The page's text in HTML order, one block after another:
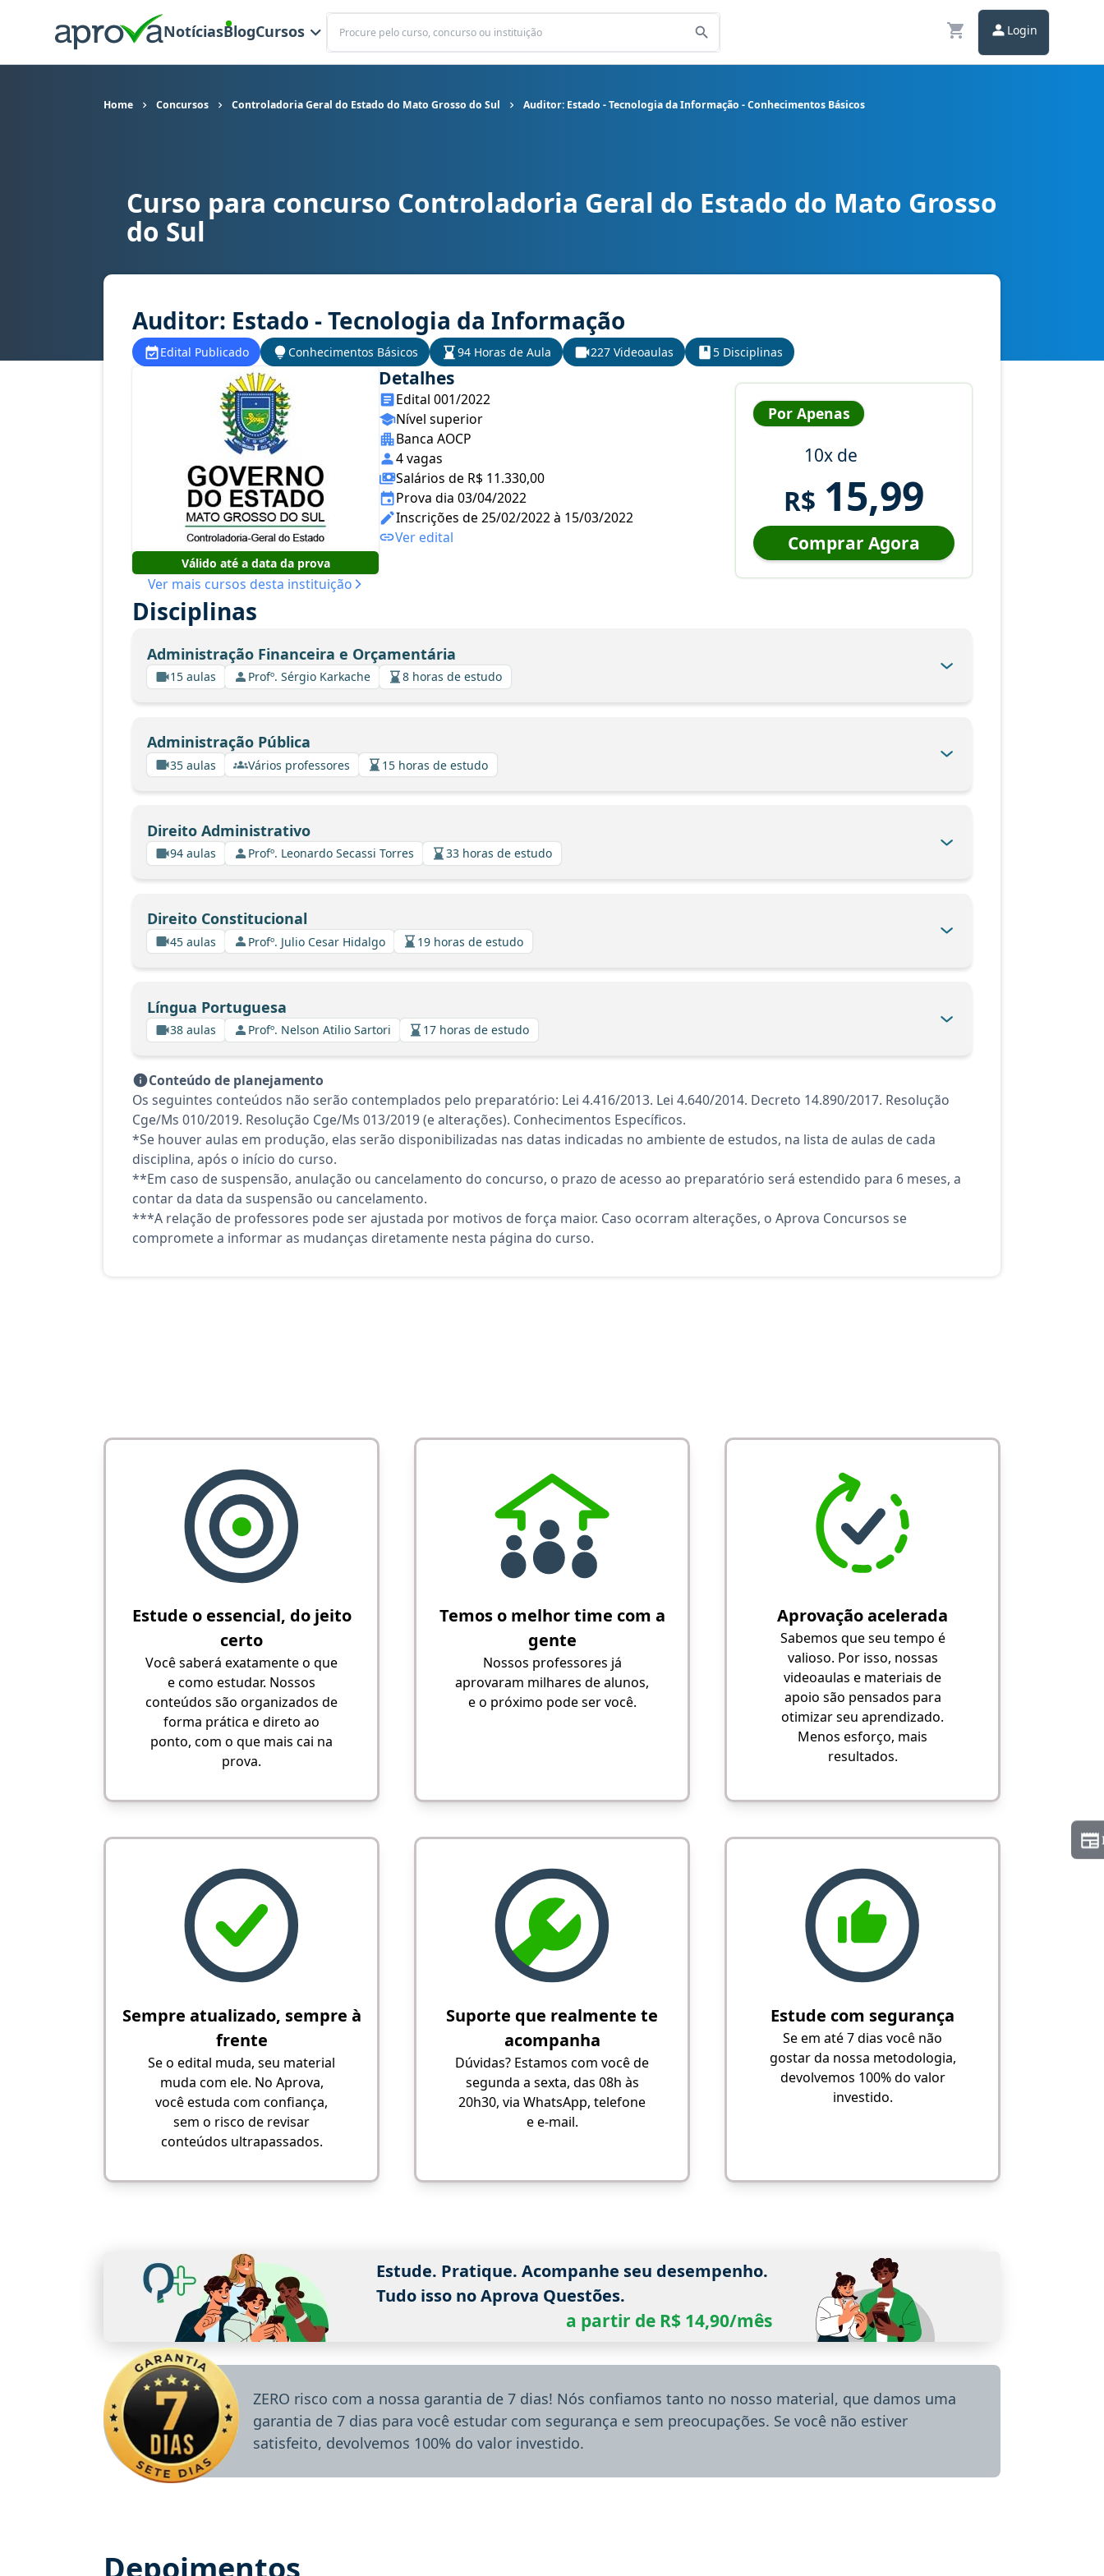
NotíciasBlogCursos
Buscar
Login
Home Concursos Controladoria Geral do Estado do Mato Grosso do Sul Auditor: Estado - Tecnologia da Informação - Conhecimentos Básicos
Curso para concurso CGE MS - Controladoria Geral do Estado do Mato Grosso do Sul cargo Auditor: Estado - Tecnologia da Informação - Conhecimentos Básicos
Curso para concurso Controladoria Geral do Estado do Mato Grosso
do Sul
Auditor: Estado - Tecnologia da Informação
Edital Publicado Conhecimentos Básicos 94 Horas de Aula 227 Videoaulas 5 Disciplinas
Válido até a data da prova
Ver mais cursos desta instituição
Detalhes
Edital 001/2022
Nível superior
Banca AOCP
4 vagas
Salários de R$ 11.330,00
Prova dia 03/04/2022
Inscrições de 25/02/2022 à 15/03/2022
Ver edital
Por Apenas
10x de
R$ 15,99
Comprar Agora
Disciplinas
Administração Financeira e Orçamentária
15 aulas Profº. Sérgio Karkache 8 horas de estudo
Administração Pública
35 aulas Vários professores 15 horas de estudo
Direito Administrativo
94 aulas Profº. Leonardo Secassi Torres 33 horas de estudo
Direito Constitucional
45 aulas Profº. Julio Cesar Hidalgo 19 horas de estudo
Língua Portuguesa
38 aulas Profº. Nelson Atilio Sartori 17 horas de estudo
Conteúdo de planejamento
Os seguintes conteúdos não serão contemplados pelo preparatório: Lei 4.416/2013. Lei 4.640/2014. Decreto 14.890/2017. Resolução
Cge/Ms 010/2019. Resolução Cge/Ms 013/2019 (e alterações). Conhecimentos Específicos.
*Se houver aulas em produção, elas serão disponibilizadas nas datas indicadas no ambiente de estudos, na lista de aulas de cada
disciplina, após o início do curso.
**Em caso de suspensão, anulação ou cancelamento do concurso, o prazo de acesso ao preparatório será estendido para 6 meses, a
contar da data da suspensão ou cancelamento.
***A relação de professores pode ser ajustada por motivos de força maior. Caso ocorram alterações, o Aprova Concursos se
compromete a informar as mudanças diretamente nesta página do curso.
Estude o essencial, do jeito
certo
Você saberá exatamente o que
e como estudar. Nossos
conteúdos são organizados de
forma prática e direto ao
ponto, com o que mais cai na
prova.
Temos o melhor time com a
gente
Nossos professores já
aprovaram milhares de alunos,
e o próximo pode ser você.
Aprovação acelerada
Sabemos que seu tempo é
valioso. Por isso, nossas
videoaulas e materiais de
apoio são pensados para
otimizar seu aprendizado.
Menos esforço, mais
resultados.
Sempre atualizado, sempre à
frente
Se o edital muda, seu material
muda com ele. No Aprova,
você estuda com confiança,
sem o risco de revisar
conteúdos ultrapassados.
Suporte que realmente te
acompanha
Dúvidas? Estamos com você de
segunda a sexta, das 08h às
20h30, via WhatsApp, telefone
e e-mail.
Estude com segurança
Se em até 7 dias você não
gostar da nossa metodologia,
devolvemos 100% do valor
investido.
Estude. Pratique. Acompanhe seu desempenho.
Tudo isso no Aprova Questões.
a partir de R$ 14,90/mês
ZERO risco com a nossa garantia de 7 dias! Nós confiamos tanto no nosso material, que damos uma
garantia de 7 dias para você estudar com segurança e sem preocupações. Se você não estiver
satisfeito, devolvemos 100% do valor investido.
Depoimentos